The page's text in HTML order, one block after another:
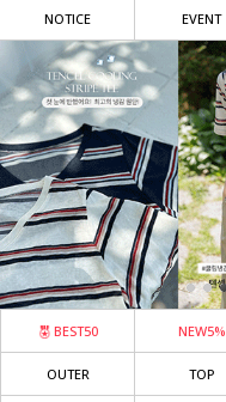
NOTICE EVENT
BEST50 NEW5%
OUTER TOP